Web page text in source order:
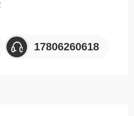
17806260618